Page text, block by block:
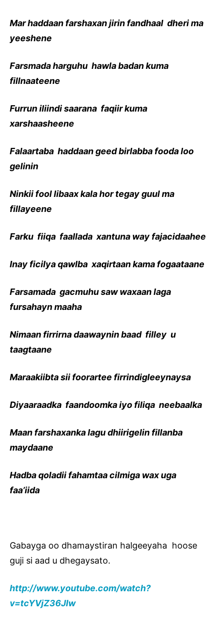
Mar haddaan farshaxan jirin fandhaal dheri ma
yeeshene
Farsmada harguhu hawla badan kuma
fillnaateene
Furrun iliindi saarana faqiir kuma
xarshaasheene
Falaartaba haddaan geed birlabba fooda loo
gelinin
Ninkii fool libaax kala hor tegay guul ma
fillayeene
Farku fiiqa faallada xantuna way fajacidaahee
Inay ficilya qawlba xaqirtaan kama fogaataane
Farsamada gacmuhu saw waxaan laga
fursahayn maaha
Nimaan firrirna daawaynin baad filley u
taagtaane
Maraakiibta sii foorartee firrindigleeynaysa
Diyaaraadka faandoomka iyo filiqa neebaalka
Maan farshaxanka lagu dhiirigelin fillanba
maydaane
Hadba qoladii fahamtaa cilmiga wax uga
faa’iida
Gabayga oo dhamaystiran halgeeyaha hoose
guji si aad u dhegaysato.
http://www.youtube.com/watch?
v=tcYVjZ36JIw